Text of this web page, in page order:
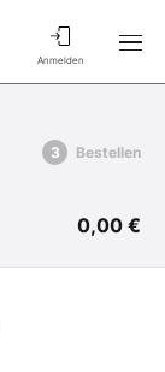
Anmelden
Bestellen
0,00 €